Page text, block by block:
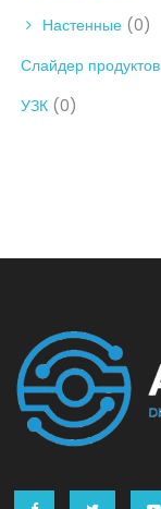
Настенные (0)
Слайдер продуктов
УЗК (0)